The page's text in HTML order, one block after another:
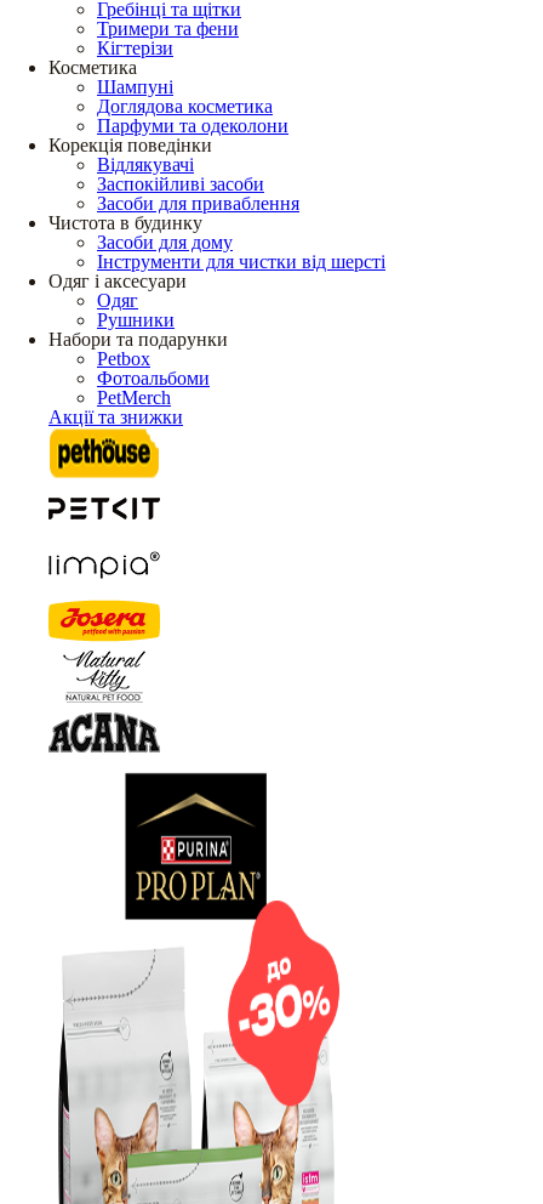
Гребінці та щітки
Тримери та фени
Кігтерізи
Косметика
Шампуні
Доглядова косметика
Парфуми та одеколони
Корекція поведінки
Відлякувачі
Заспокійливі засоби
Засоби для приваблення
Чистота в будинку
Засоби для дому
Інструменти для чистки від шерсті
Одяг і аксесуари
Одяг
Рушники
Набори та подарунки
Petbox
Фотоальбоми
PetMerch
Акції та знижки